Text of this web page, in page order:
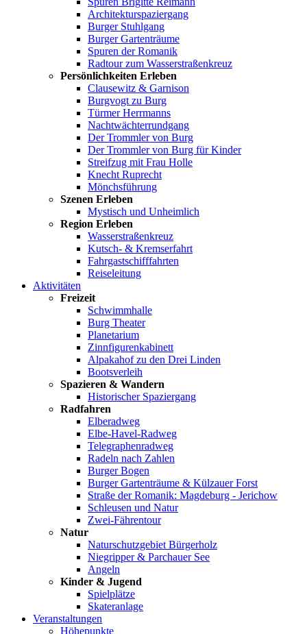
Architekturspaziergang
Burger Stuhlgang
Burger Gartenträume
Spuren der Romanik
Radtour zum Wasserstraßenkreuz
Persönlichkeiten Erleben
Clausewitz & Garnison
Burgvogt zu Burg
Türmer Herrmanns
Nachtwächterrundgang
Der Trommler von Burg
Der Trommler von Burg für Kinder
Streifzug mit Frau Holle
Knecht Ruprecht
Mönchsführung
Szenen Erleben
Mystisch und Unheimlich
Region Erleben
Wasserstraßenkreuz
Kutsch- & Kremserfahrt
Fahrgastschifffahrten
Reiseleitung
Aktivitäten
Freizeit
Schwimmhalle
Burg Theater
Planetarium
Zinnfigurenkabinett
Alpakahof zu den Drei Linden
Bootsverleih
Spazieren & Wandern
Historischer Spaziergang
Radfahren
Elberadweg
Elbe-Havel-Radweg
Telegraphenradweg
Radeln nach Zahlen
Burger Bogen
Burger Gartenträume & Külzauer Forst
Straße der Romanik: Magdeburg - Jerichow
Schleusen und Natur
Zwei-Fährentour
Natur
Naturschutzgebiet Bürgerholz
Niegripper & Parchauer See
Angeln
Kinder & Jugend
Spielplätze
Skateranlage
Veranstaltungen
Höhepunkte